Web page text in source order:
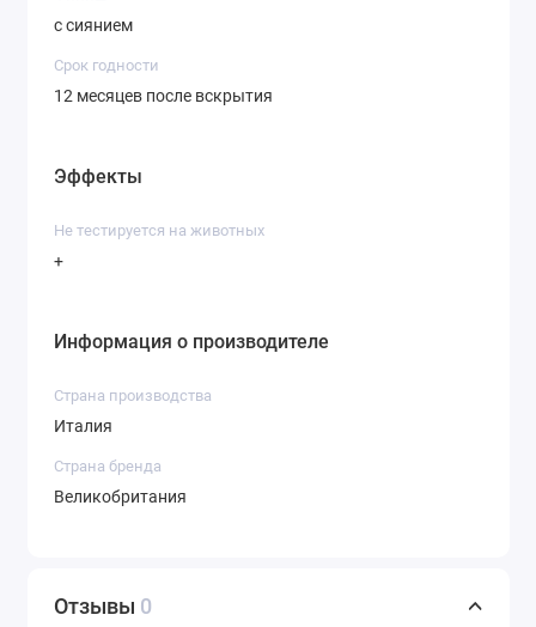
с сиянием
Срок годности
12 месяцев после вскрытия
Эффекты
Не тестируется на животных
+
Информация о производителе
Страна производства
Италия
Страна бренда
Великобритания
Отзывы 0